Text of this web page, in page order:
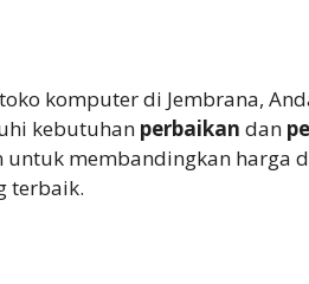
komputer di Jembrana,
kebutuhan perbaikan dan
untuk membandingkan harga
terbaik.